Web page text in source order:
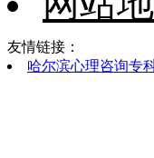
友情链接：
哈尔滨心理咨询专